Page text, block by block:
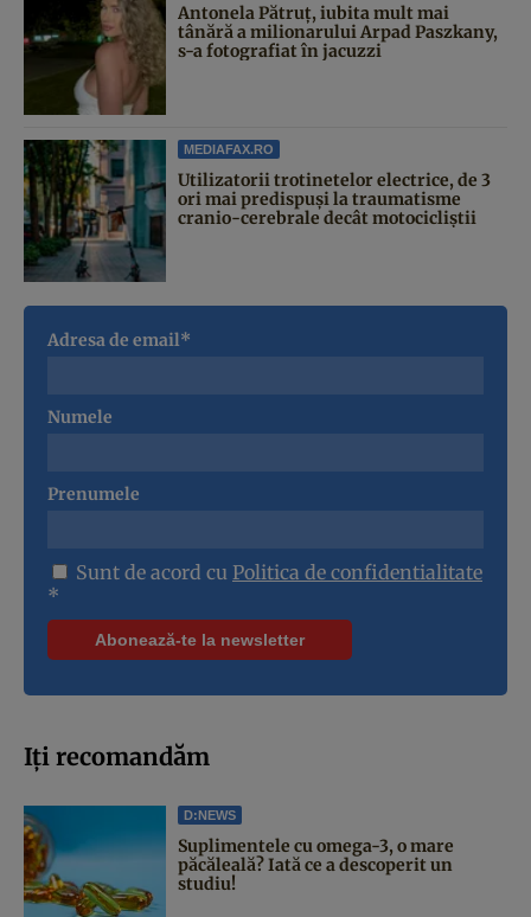
Antonela Pătruț, iubita mult mai
tânără a milionarului Arpad Paszkany,
s-a fotografiat în jacuzzi
MEDIAFAX.RO
Utilizatorii trotinetelor electrice, de 3
ori mai predispuși la traumatisme
cranio-cerebrale decât motocicliștii
Adresa de email*
Numele
Prenumele
Sunt de acord cu Politica de confidentialitate
*
Iți recomandăm
D:NEWS
Suplimentele cu omega-3, o mare
păcăleală? Iată ce a descoperit un
studiu!